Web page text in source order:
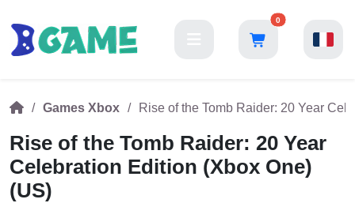
0
Games Xbox Rise of the Tomb Raider: 20 Year
Rise of the Tomb Raider: 20 Year
Celebration Edition (Xbox One)
(US)